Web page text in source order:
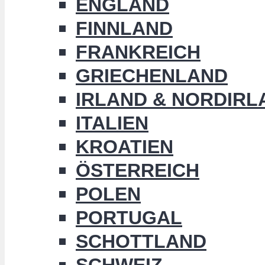
ENGLAND
FINNLAND
FRANKREICH
GRIECHENLAND
IRLAND &
ITALIEN
KROATIEN
ÖSTERREICH
POLEN
PORTUGAL
SCHOTTLAND